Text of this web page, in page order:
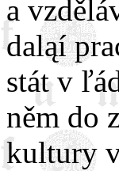
a
daląí
stát v
něm do
kultury